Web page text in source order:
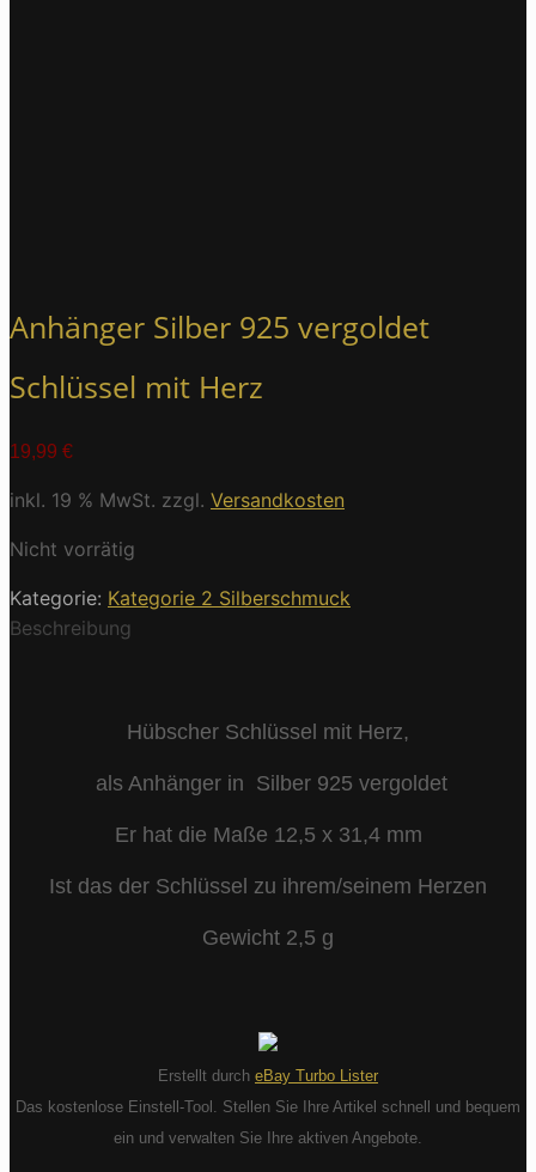
Anhänger Silber 925 vergoldet
Schlüssel mit Herz
19,99 €
inkl. 19 % MwSt. zzgl. Versandkosten
Nicht vorrätig
Kategorie: Kategorie 2 Silberschmuck
Beschreibung
Hübscher Schlüssel mit Herz,
als Anhänger in Silber 925 vergoldet
Er hat die Maße 12,5 x 31,4 mm
Ist das der Schlüssel zu ihrem/seinem Herzen
Gewicht 2,5 g
Erstellt durch eBay Turbo Lister
Das kostenlose Einstell-Tool. Stellen Sie Ihre Artikel schnell und bequem
ein und verwalten Sie Ihre aktiven Angebote.